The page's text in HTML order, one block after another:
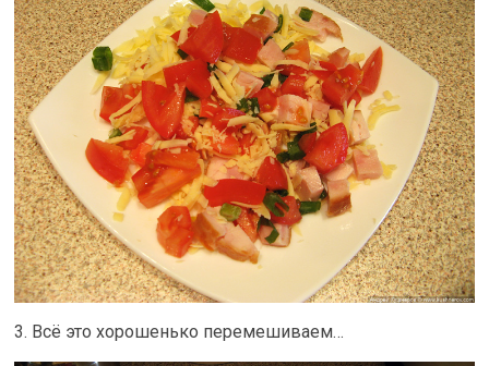
3. Всё это хорошенько перемешиваем…